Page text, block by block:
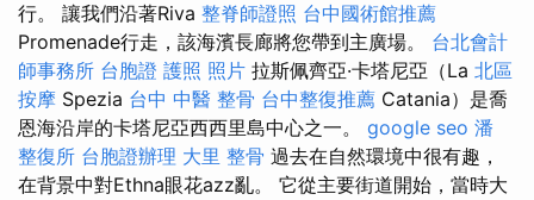
行。 讓我們沿著Riva 整脊師證照 台中國術館推薦
Promenade行走，該海濱長廊將您帶到主廣場。 台北會計
師事務所 台胞證 護照 照片 拉斯佩齊亞·卡塔尼亞（La 北區
按摩 Spezia 台中 中醫 整骨 台中整復推薦 Catania）是喬
恩海沿岸的卡塔尼亞西西里島中心之一。 google seo 潘
整復所 台胞證辦理 大里 整骨 過去在自然環境中很有趣，
在背景中對Ethna眼花azz亂。 它從主要街道開始，當時大